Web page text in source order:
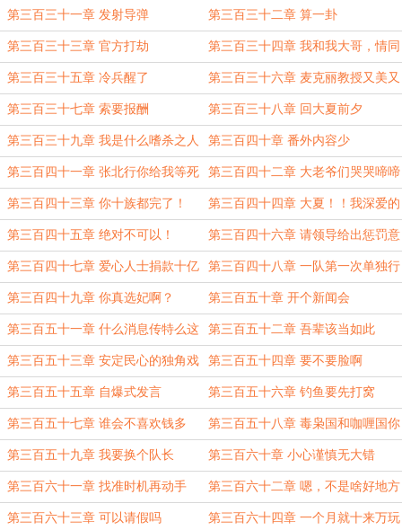
第三百三十一章 发射导弹 第三百三十二章 算一卦
第三百三十三章 官方打劫 第三百三十四章 我和我大哥，情同
手足
第三百三十五章 冷兵醒了 第三百三十六章 麦克丽教授又美又
强
第三百三十七章 索要报酬 第三百三十八章 回大夏前夕
第三百三十九章 我是什么嗜杀之人
吗？
第三百四十章 番外内容少
第三百四十一章 张北行你给我等死
吧！
第三百四十二章 大老爷们哭哭啼啼
像什么样子
第三百四十三章 你十族都完了！ 第三百四十四章 大夏！！我深爱的
祖国啊！！
第三百四十五章 绝对不可以！ 第三百四十六章 请领导给出惩罚意
见
第三百四十七章 爱心人士捐款十亿 第三百四十八章 一队第一次单独行
动
第三百四十九章 你真选妃啊？ 第三百五十章 开个新闻会
第三百五十一章 什么消息传特么这
么快？
第三百五十二章 吾辈该当如此
啊！！！
第三百五十三章 安定民心的独角戏 第三百五十四章 要不要脸啊
第三百五十五章 自爆式发言 第三百五十六章 钓鱼要先打窝
第三百五十七章 谁会不喜欢钱多
呢？
第三百五十八章 毒枭国和咖喱国你
选一个
第三百五十九章 我要换个队长 第三百六十章 小心谨慎无大错
第三百六十一章 找准时机再动手 第三百六十二章 嗯，不是啥好地方
第三百六十三章 可以请假吗 第三百六十四章 一个月就十来万玩